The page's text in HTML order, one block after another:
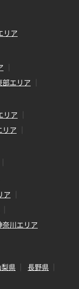
リア
部エリア
リア
リア
ア
奈川エリア
梨県
長野県